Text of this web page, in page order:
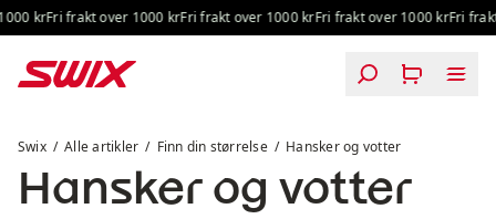
Hopp til innhold
krFri frakt over 1000 krFri frakt over 1000 krFri frakt over 1000 krFri frakt
Swix Alle artikler Finn din størrelse Hansker og votter
Hansker og votter